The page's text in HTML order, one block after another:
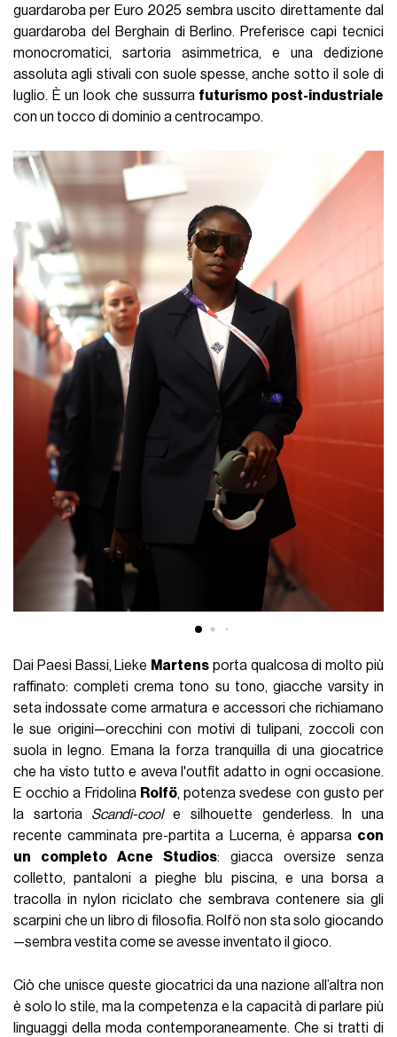
guardaroba per Euro 2025 sembra uscito direttamente dal
guardaroba del Berghain di Berlino. Preferisce capi tecnici
monocromatici, sartoria asimmetrica, e una dedizione
assoluta agli stivali con suole spesse, anche sotto il sole di
luglio. È un look che sussurra futurismo post-industriale
con un tocco di dominio a centrocampo.
Dai Paesi Bassi, Lieke Martens porta qualcosa di molto più
raffinato: completi crema tono su tono, giacche varsity in
seta indossate come armatura e accessori che richiamano
le sue origini—orecchini con motivi di tulipani, zoccoli con
suola in legno. Emana la forza tranquilla di una giocatrice
che ha visto tutto e aveva l'outfit adatto in ogni occasione.
E occhio a Fridolina Rolfö, potenza svedese con gusto per
la sartoria Scandi-coole silhouette genderless. In una
recente camminata pre-partita a Lucerna, è apparsa con
un completo Acne Studios: giacca oversize senza
colletto, pantaloni a pieghe blu piscina, e una borsa a
tracolla in nylon riciclato che sembrava contenere sia gli
scarpini che un libro di filosofia. Rolfö non sta solo giocando
—sembra vestita come se avesse inventato il gioco.
Ciò che unisce queste giocatrici da una nazione all’altra non
è solo lo stile, ma la competenza e la capacità di parlare più
linguaggi della moda contemporaneamente. Che si tratti di